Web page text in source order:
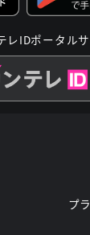
IDポータル
プ